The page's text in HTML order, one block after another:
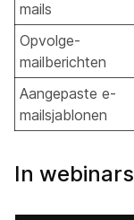
mails
Opvolge-
mailberichten
Aangepaste e-
mailsjablonen
In webinars